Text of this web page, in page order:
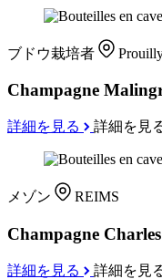
ブドウ栽培者
Champagne
詳細を見る 詳細を見
メゾン REIMS
Champagne
詳細を見る 詳細を見